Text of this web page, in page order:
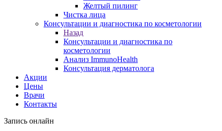
Желтый пилинг
Чистка лица
Консультации и диагностика по косметологии
Назад
Консультации и диагностика по
косметологии
Анализ ImmunoHealth
Консультация дерматолога
Акции
Цены
Врачи
Контакты
Запись онлайн